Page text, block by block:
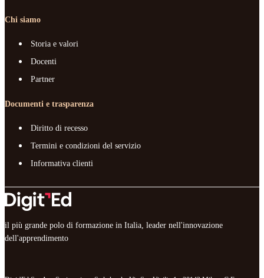
Chi siamo
Storia e valori
Docenti
Partner
Documenti e trasparenza
Diritto di recesso
Termini e condizioni del servizio
Informativa clienti
il più grande polo di formazione in Italia, leader nell'innovazione
dell'apprendimento